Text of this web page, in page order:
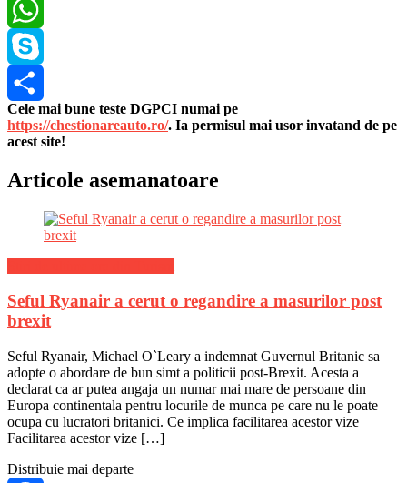
LinkedIn
WhatsApp
Skype
Share
Cele mai bune teste DGPCI numai pe
https://chestionareauto.ro/. Ia permisul mai usor invatand de pe
acest site!
Articole asemanatoare
Seful Ryanair a cerut o regandire a masurilor post
brexit
Seful Ryanair, Michael O`Leary a indemnat Guvernul Britanic sa
adopte o abordare de bun simt a politicii post-Brexit. Acesta a
declarat ca ar putea angaja un numar mai mare de persoane din
Europa continentala pentru locurile de munca pe care nu le poate
ocupa cu lucratori britanici. Ce implica facilitarea acestor vize
Facilitarea acestor vize […]
Distribuie mai departe